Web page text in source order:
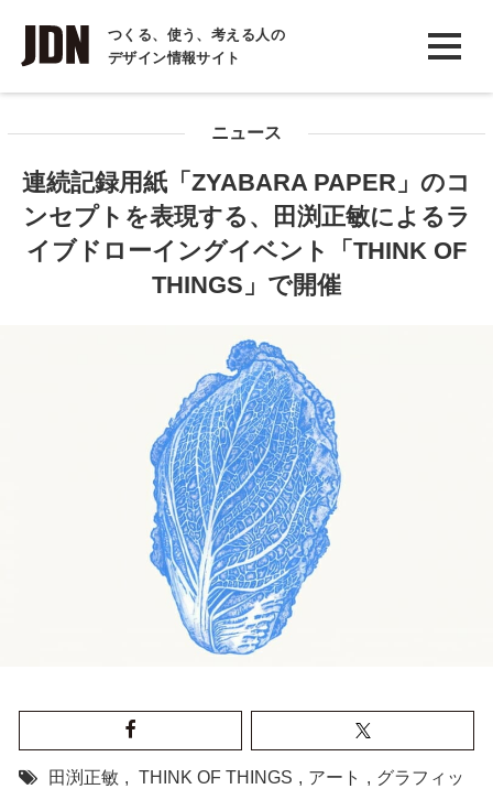
つくる、使う、考える人の
デザイン情報サイト
INTERVIEW
インタビュー
COLUMN
コラム
ニュース
連続記録用紙「ZYABARA PAPER」のコ
ンセプトを表現する、田渕正敏によるラ
イブドローイングイベント「THINK OF
THINGS」で開催
田渕正敏 , THINK OF THINGS , アート , グラフィッ